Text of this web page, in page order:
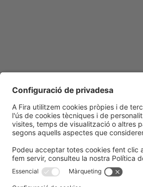
Informació general
Avís legal